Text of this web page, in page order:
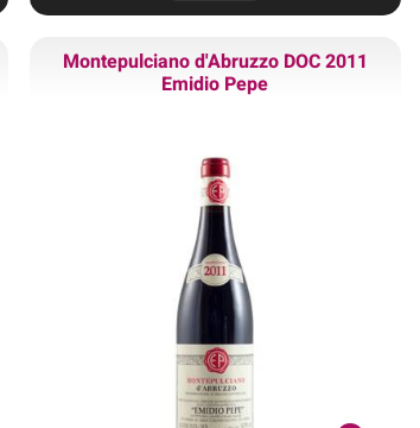
Montepulciano d'Abruzzo DOC 2011
Emidio Pepe